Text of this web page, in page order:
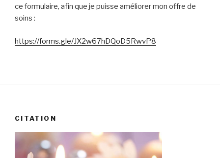
ce formulaire, afin que je puisse améliorer mon offre de
soins :
https://forms.gle/JX2w67hDQoD5RwvP8
CITATION